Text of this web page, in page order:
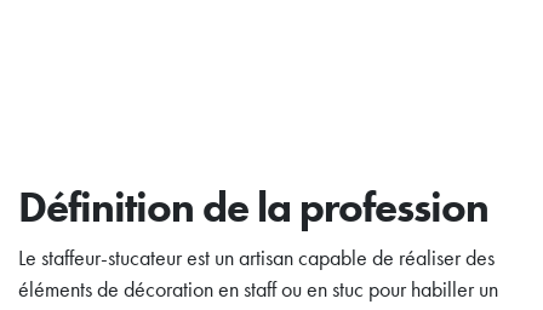
Définition de la profession
Le staffeur-stucateur est un artisan capable de réaliser des
éléments de décoration en staff ou en stuc pour habiller un